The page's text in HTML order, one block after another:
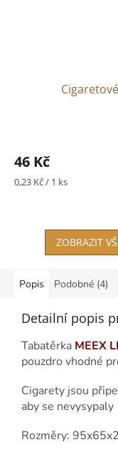
46 Kč
Měrná
0,23 Kč / 1 ks
ZOBRAZIT
Popis Podobné (4)
Detailní popis
Tabatěrka MEEX
pouzdro vhodné
Cigarety jsou
aby se nevysypaly
Rozměry: